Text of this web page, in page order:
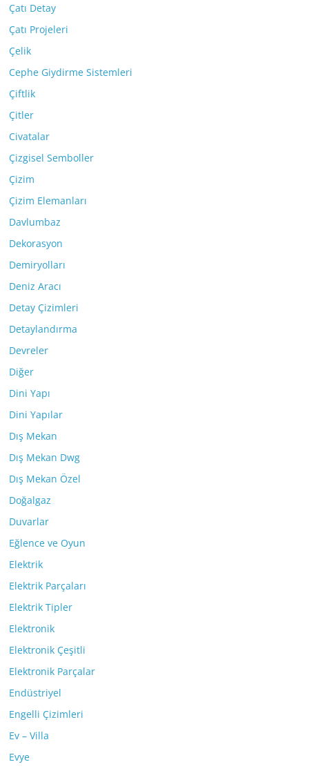
Çatı Detay
Çatı Projeleri
Çelik
Cephe Giydirme Sistemleri
Çiftlik
Çitler
Civatalar
Çizgisel Semboller
Çizim
Çizim Elemanları
Davlumbaz
Dekorasyon
Demiryolları
Deniz Aracı
Detay Çizimleri
Detaylandırma
Devreler
Diğer
Dini Yapı
Dini Yapılar
Dış Mekan
Dış Mekan Dwg
Dış Mekan Özel
Doğalgaz
Duvarlar
Eğlence ve Oyun
Elektrik
Elektrik Parçaları
Elektrik Tipler
Elektronik
Elektronik Çeşitli
Elektronik Parçalar
Endüstriyel
Engelli Çizimleri
Ev – Villa
Evye